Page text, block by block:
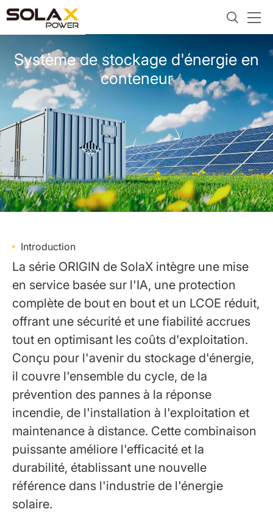
Système de stockage d'énergie en
conteneur
Introduction
La série ORIGIN de SolaX intègre une mise
en service basée sur l'IA, une protection
complète de bout en bout et un LCOE réduit,
offrant une sécurité et une fiabilité accrues
tout en optimisant les coûts d'exploitation.
Conçu pour l'avenir du stockage d'énergie,
il couvre l'ensemble du cycle, de la
prévention des pannes à la réponse
incendie, de l'installation à l'exploitation et
maintenance à distance. Cette combinaison
puissante améliore l'efficacité et la
durabilité, établissant une nouvelle
référence dans l'industrie de l'énergie
solaire.